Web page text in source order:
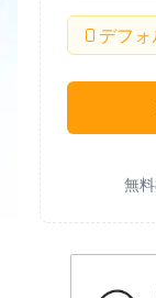
デフォ
無